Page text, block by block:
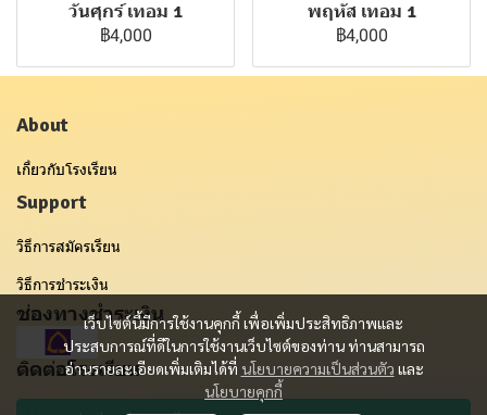
วันศุกร์ เทอม 1
฿4,000
พฤหัส เทอม 1
฿4,000
เว็บไซต์นี้มีการใช้งานคุกกี้ เพื่อเพิ่มประสิทธิภาพและ
ประสบการณ์ที่ดีในการใช้งานเว็บไซต์ของท่าน ท่านสามารถ
อ่านรายละเอียดเพิ่มเติมได้ที่ นโยบายความเป็นส่วนตัว และ
นโยบายคุกกี้
About
เกี่ยวกับโรงเรียน
Support
วิธีการสมัครเรียน
วิธีการชำระเงิน
ช่องทางชำระเงิน
ติดต่อโรงเรียน